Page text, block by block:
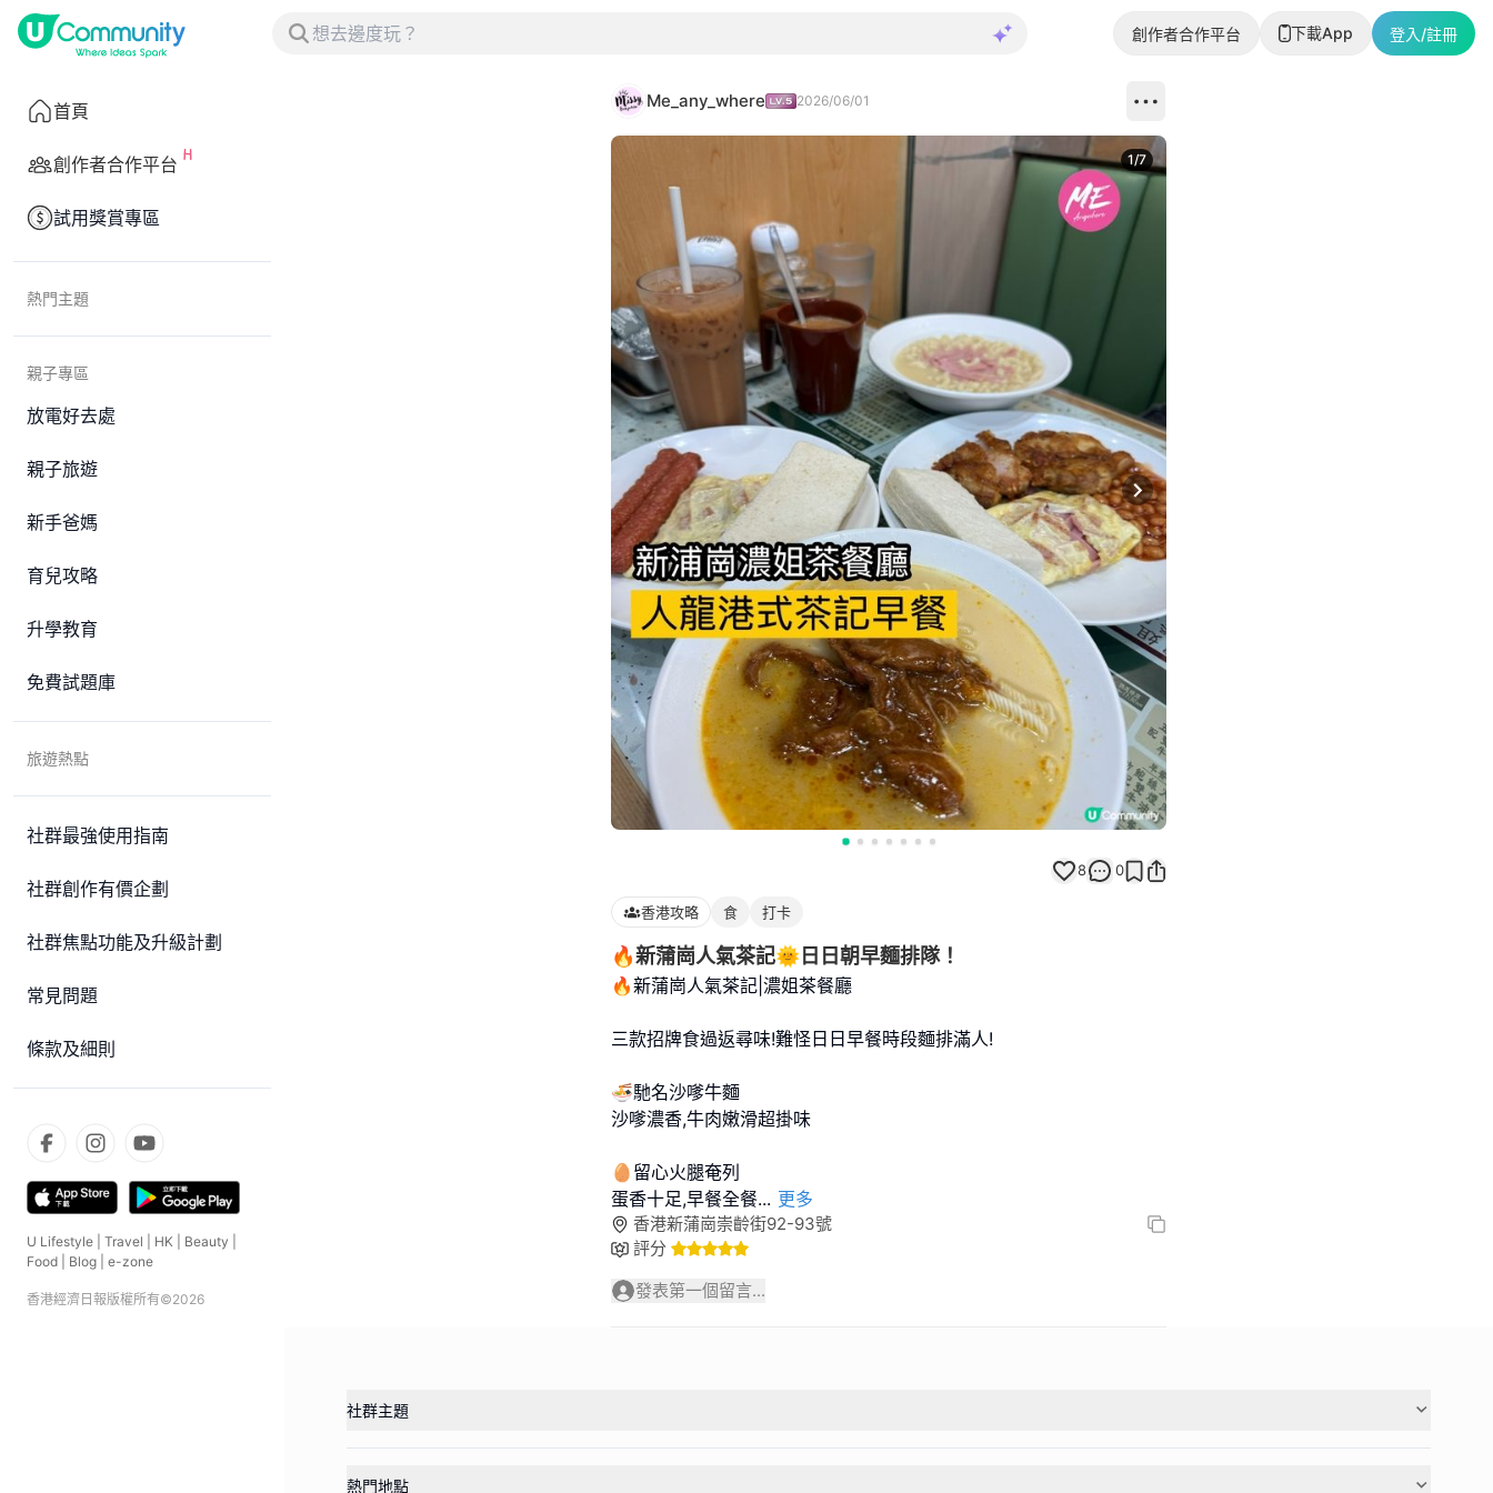
創作者合作平台 下載App 登入/註冊
首頁
創作者合作平台
試用獎賞專區
熱門主題
親子專區
放電好去處
親子旅遊
新手爸媽
育兒攻略
升學教育
免費試題庫
旅遊熱點
社群最強使用指南
社群創作有價企劃
社群焦點功能及升級計劃
常見問題
條款及細則
U Lifestyle Travel HK Beauty
Food
Blog e-zone
香港經濟日報版權所有©2026
Me_any_where 2026/06/01
Next slide
1/7
8 0
香港攻略 食 打卡
🔥新蒲崗人氣茶記🌞日日朝早麵排隊！
🔥新蒲崗人氣茶記|濃姐茶餐廳
三款招牌食過返尋味!難怪日日早餐時段麵排滿人!
🍜馳名沙嗲牛麵
沙嗲濃香,牛肉嫩滑超掛味
🥚留心火腿奄列
蛋香十足,早餐全餐... 更多
香港新蒲崗崇齡街92-93號
評分
發表第一個留言...
社群主題
熱門地點